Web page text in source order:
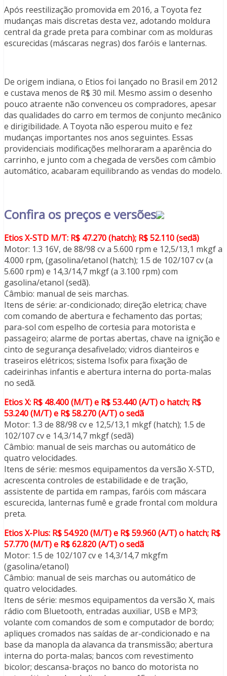
Após reestilização promovida em 2016, a Toyota fez
mudanças mais discretas desta vez, adotando moldura
central da grade preta para combinar com as molduras
escurecidas (máscaras negras) dos faróis e lanternas.
De origem indiana, o Etios foi lançado no Brasil em 2012
e custava menos de R$ 30 mil. Mesmo assim o desenho
pouco atraente não convenceu os compradores, apesar
das qualidades do carro em termos de conjunto mecânico
e dirigibilidade. A Toyota não esperou muito e fez
mudanças importantes nos anos seguintes. Essas
providenciais modificações melhoraram a aparência do
carrinho, e junto com a chegada de versões com câmbio
automático, acabaram equilibrando as vendas do modelo.
Confira os preços e versões
Etios X-STD M/T: R$ 47.270 (hatch); R$ 52.110 (sedã)
Motor: 1.3 16V, de 88/98 cv a 5.600 rpm e 12,5/13,1 mkgf a
4.000 rpm, (gasolina/etanol (hatch); 1.5 de 102/107 cv (a
5.600 rpm) e 14,3/14,7 mkgf (a 3.100 rpm) com
gasolina/etanol (sedã).
Câmbio: manual de seis marchas.
Itens de série: ar-condicionado; direção eletrica; chave
com comando de abertura e fechamento das portas;
para-sol com espelho de cortesia para motorista e
passageiro; alarme de portas abertas, chave na ignição e
cinto de segurança desafivelado; vidros dianteiros e
traseiros elétricos; sistema Isofix para fixação de
cadeirinhas infantis e abertura interna do porta-malas
no sedã.
Etios X: R$ 48.400 (M/T) e R$ 53.440 (A/T) o hatch; R$
53.240 (M/T) e R$ 58.270 (A/T) o sedã
Motor: 1.3 de 88/98 cv e 12,5/13,1 mkgf (hatch); 1.5 de
102/107 cv e 14,3/14,7 mkgf (sedã)
Câmbio: manual de seis marchas ou automático de
quatro velocidades.
Itens de série: mesmos equipamentos da versão X-STD,
acrescenta controles de estabilidade e de tração,
assistente de partida em rampas, faróis com máscara
escurecida, lanternas fumê e grade frontal com moldura
preta.
Etios X-Plus: R$ 54.920 (M/T) e R$ 59.960 (A/T) o hatch; R$
57.770 (M/T) e R$ 62.820 (A/T) o sedã
Motor: 1.5 de 102/107 cv e 14,3/14,7 mkgfm
(gasolina/etanol)
Câmbio: manual de seis marchas ou automático de
quatro velocidades.
Itens de série: mesmos equipamentos da versão X, mais
rádio com Bluetooth, entradas auxiliar, USB e MP3;
volante com comandos de som e computador de bordo;
apliques cromados nas saídas de ar-condicionado e na
base da manopla da alavanca da transmissão; abertura
interna do porta-malas; bancos com revestimento
bicolor; descansa-braços no banco do motorista no